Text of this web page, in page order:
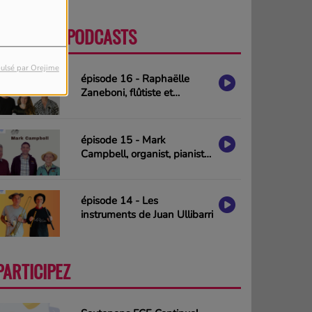
par Orejime
DERNIERS PODCASTS
épisode 16 - Raphaëlle
Zaneboni, flûtiste et
épisode 15 - Mark
Campbell, organist, pianist
épisode 14 - Les
instruments de Juan Ullibarri